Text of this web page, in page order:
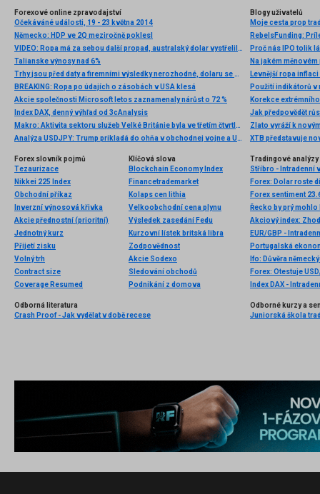
Forexové online zpravodajství
Očekáváné události, 19 - 23 května 2014
Německo: HDP ve 2Q meziročně poklesl
VIDEO: Ropa má za sebou další propad, australský dolar vystřelil vzhůru po zasedání RBA
Talianske výnosy nad 6%
Trhy jsou před daty a firemními výsledky nerozhodné, dolaru se ovšem daří
BREAKING: Ropa po údajích o zásobách v USA klesá
Akcie společnosti Microsoft letos zaznamenaly nárůst o 72 %
Index DAX, denný výhľad od 3cAnalysis
Makro: Aktivita sektoru služeb Velké Británie byla ve třetím čtvrtletí nejvyšší od roku 1997
Analýza USDJPY: Trump prikladá do ohňa v obchodnej vojne a USDJPY sa odrazil od 109.00
Blogy uživatelů
RebelsFunding:
Na jakém
Levnější ropa
Použití indikátorů
Korekce
Jak předpovědět
XTB představuje
Forex slovník pojmů
Tezaurizace
Nikkei 225 Index
Obchodní příkaz
Inverzní výnosová křivka
Akcie přednostní (prioritní)
Jednotný kurz
Přijetí zisku
Volný trh
Contract size
Coverage Resumed
Klíčová slova
Blockchain Economy Index
Financetrademarket
Kolaps cen lithia
Velkoobchodní cena plynu
Výsledek zasedání Fedu
Kurzovní lístek britská libra
Zodpovědnost
Akcie Sodexo
Sledování obchodů
Podnikání z domova
Tradingové analýzy
Stříbro - Intradenní
Forex: Dolar roste
Forex sentiment
Řecko by prý
Akciový index:
EUR/GBP -
Portugalská
Ifo: Důvěra
Forex: Otestuje
Index DAX -
Odborná literatura
Crash Proof - Jak vydělat v době recese
Odborné kurzy a
Juniorská škola